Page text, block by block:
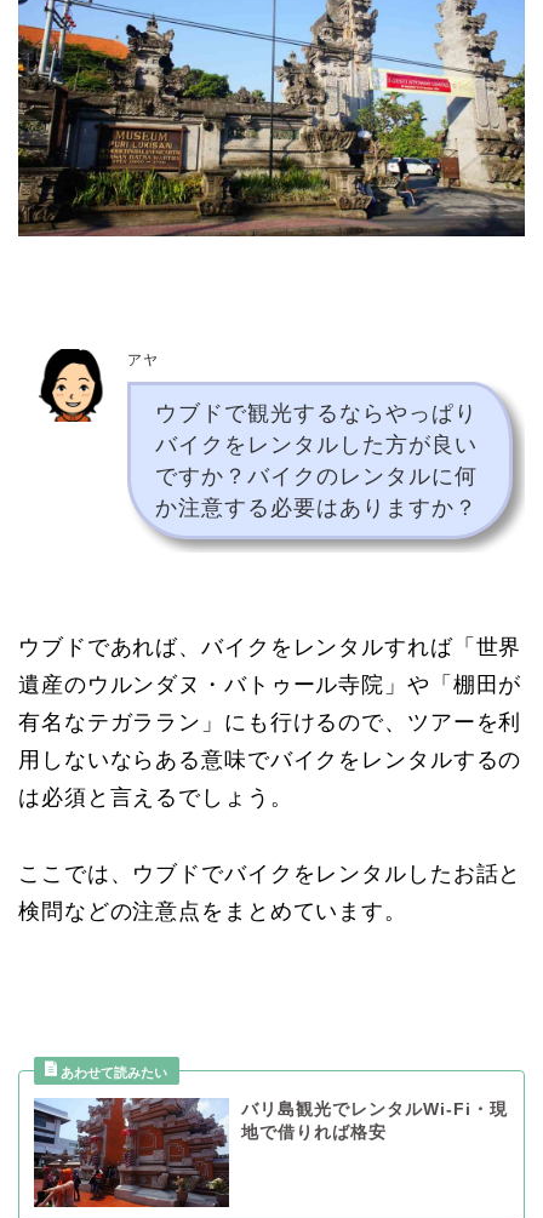
アヤ
ウブドで観光するならやっぱり
バイクをレンタルした方が良い
ですか？バイクのレンタルに何
か注意する必要はありますか？
ウブドであれば、バイクをレンタルすれば「世界
遺産のウルンダヌ・バトゥール寺院」や「棚田が
有名なテガララン」にも行けるので、ツアーを利
用しないならある意味でバイクをレンタルするの
は必須と言えるでしょう。
ここでは、ウブドでバイクをレンタルしたお話と
検問などの注意点をまとめています。
バリ島観光でレンタルWi-Fi・現
地で借りれば格安